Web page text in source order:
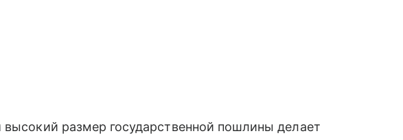
размер государственной пошлины делает